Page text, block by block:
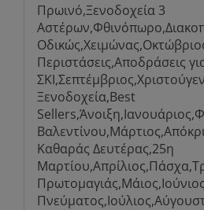
Πρωινό,Ξενοδοχεία 3
Περιστάσεις,Αποδράσεις
Ξενοδοχεία,Best
Καθαράς Δευτέρας,25η